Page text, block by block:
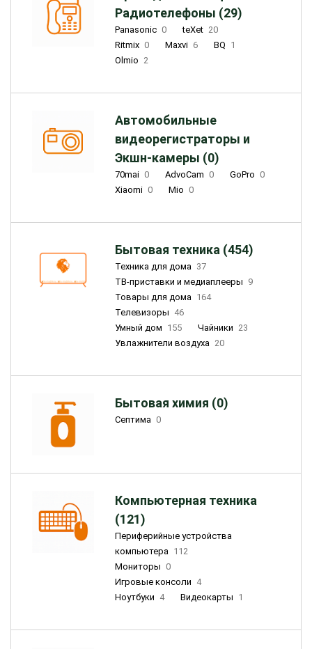
Радиотелефоны (29)
Panasonic 0 teXet 20
Ritmix 0 Maxvi 6 BQ 1
Olmio 2
Автомобильные
видеорегистраторы и
Экшн-камеры (0)
70mai 0 AdvoCam 0 GoPro 0
Xiaomi 0 Mio 0
Бытовая техника (454)
Техника для дома 37
ТВ-приставки и медиаплееры 9
Товары для дома 164
Телевизоры 46
Умный дом 155 Чайники 23
Увлажнители воздуха 20
Бытовая химия (0)
Септима 0
Компьютерная техника
(121)
Периферийные устройства
компьютера 112
Мониторы 0
Игровые консоли 4
Ноутбуки 4 Видеокарты 1